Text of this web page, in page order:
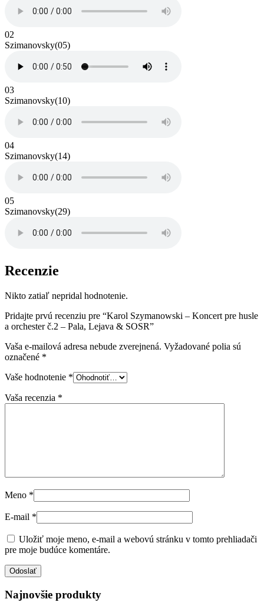
02
Szimanovsky(05)
03
Szimanovsky(10)
04
Szimanovsky(14)
05
Szimanovsky(29)
Recenzie
Nikto zatiaľ nepridal hodnotenie.
Pridajte prvú recenziu pre “Karol Szymanowski – Koncert pre husle
a orchester č.2 – Pala, Lejava & SOSR”
Vaša e-mailová adresa nebude zverejnená. Vyžadované polia sú
označené *
Vaše hodnotenie *
Vaša recenzia *
Meno *
E-mail *
Uložiť moje meno, e-mail a webovú stránku v tomto prehliadači
pre moje budúce komentáre.
Najnovšie produkty